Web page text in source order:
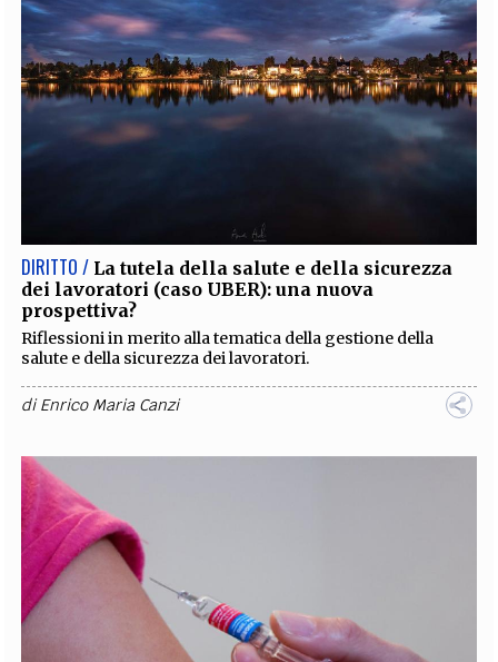
DIRITTO / La tutela della salute e della sicurezza
dei lavoratori (caso UBER): una nuova
prospettiva?
Riflessioni in merito alla tematica della gestione della
salute e della sicurezza dei lavoratori.
diEnrico Maria Canzi